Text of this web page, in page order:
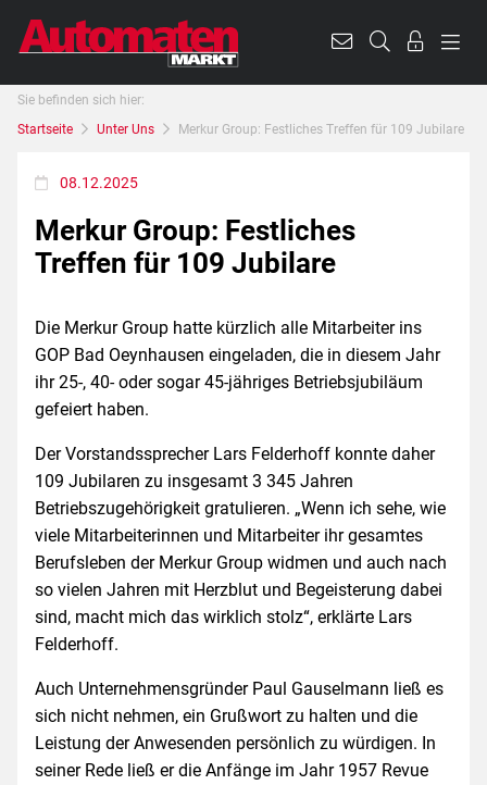
Sie befinden sich hier:
Startseite
Unter Uns Merkur Group: Festliches Treffen für 109 Jubilare
08.12.2025
Merkur Group: Festliches
Treffen für 109 Jubilare
Die Merkur Group hatte kürzlich alle Mitarbeiter ins
GOP Bad Oeynhausen eingeladen, die in diesem Jahr
ihr 25-, 40- oder sogar 45-jähriges Betriebsjubiläum
gefeiert haben.
Der Vorstandssprecher Lars Felderhoff konnte daher
109 Jubilaren zu insgesamt 3 345 Jahren
Betriebszugehörigkeit gratulieren. „Wenn ich sehe, wie
viele Mitarbeiterinnen und Mitarbeiter ihr gesamtes
Berufsleben der Merkur Group widmen und auch nach
so vielen Jahren mit Herzblut und Begeisterung dabei
sind, macht mich das wirklich stolz“, erklärte Lars
Felderhoff.
Auch Unternehmensgründer Paul Gauselmann ließ es
sich nicht nehmen, ein Grußwort zu halten und die
Leistung der Anwesenden persönlich zu würdigen. In
seiner Rede ließ er die Anfänge im Jahr 1957 Revue